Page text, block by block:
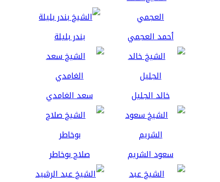
أحمد العجمي بندر بليلة
خالد الجليل سعد الغامدي
سعود الشريم صلاح بوخاطر